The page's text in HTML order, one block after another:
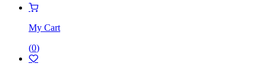
My Cart
(0)